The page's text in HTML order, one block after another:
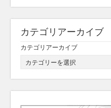
カテゴリアーカイブ
カテゴリアーカイブ